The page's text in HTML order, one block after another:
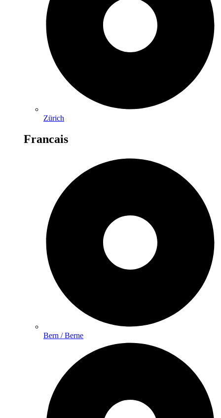
Zürich
Francais
Bern / Berne